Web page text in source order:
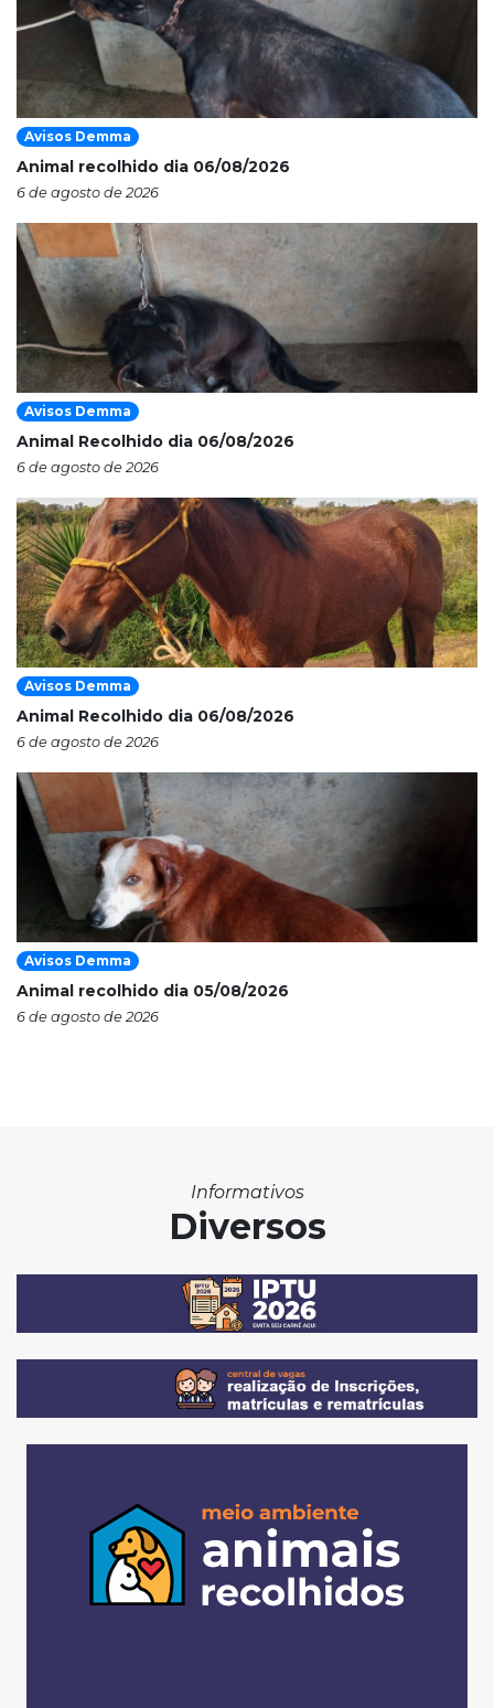
Avisos Demma
Animal recolhido dia 06/08/2026
6 de agosto de 2026
Avisos Demma
Animal Recolhido dia 06/08/2026
6 de agosto de 2026
Avisos Demma
Animal Recolhido dia 06/08/2026
6 de agosto de 2026
Avisos Demma
Animal recolhido dia 05/08/2026
6 de agosto de 2026
Informativos
Diversos